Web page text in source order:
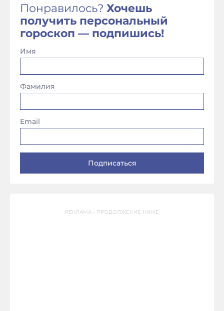
Понравилось? Хочешь
получить персональный
гороскоп — подпишись!
Имя
Фамилия
Email
РЕКЛАМА - ПРОДОЛЖЕНИЕ НИЖЕ